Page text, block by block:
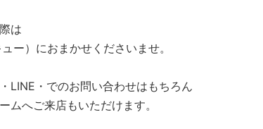
は
ー）におまかせくださいませ。
LINE・でのお問い合わせはもちろん
ムへご来店もいただけます。